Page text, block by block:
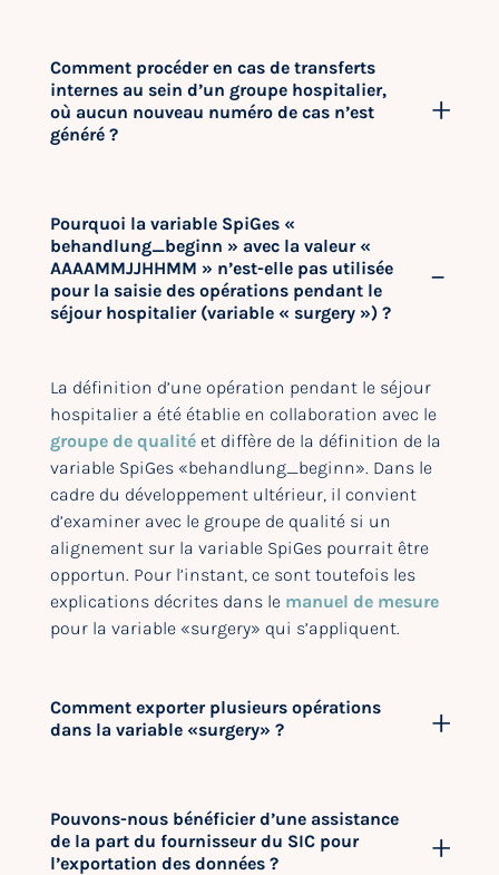
Comment procéder en cas de transferts
internes au sein d’un groupe hospitalier,
où aucun nouveau numéro de cas n’est
généré ?
Pourquoi la variable SpiGes «
behandlung_beginn » avec la valeur «
AAAAMMJJHHMM » n’est-elle pas utilisée
pour la saisie des opérations pendant le
séjour hospitalier (variable « surgery ») ?
La définition d’une opération pendant le séjour
hospitalier a été établie en collaboration avec le
groupe de qualité et diffère de la définition de la
variable SpiGes «behandlung_beginn». Dans le
cadre du développement ultérieur, il convient
d’examiner avec le groupe de qualité si un
alignement sur la variable SpiGes pourrait être
opportun. Pour l’instant, ce sont toutefois les
explications décrites dans le manuel de mesure
pour la variable «surgery» qui s’appliquent.
Comment exporter plusieurs opérations
dans la variable «surgery» ?
Pouvons-nous bénéficier d’une assistance
de la part du fournisseur du SIC pour
l’exportation des données ?